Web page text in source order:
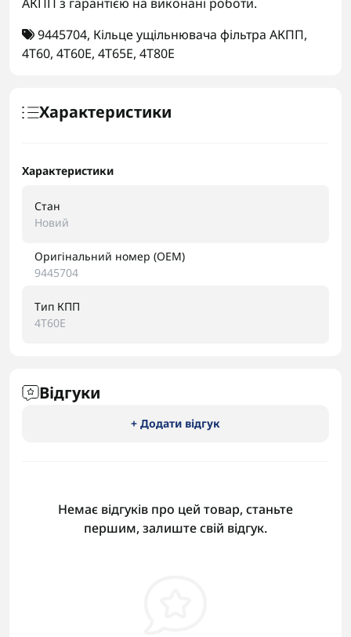
9445704, Кільце ущільнювача фільтра АКПП,
4T60, 4T60E, 4T65E, 4T80E
Характеристики
Характеристики
Стан
Новий
Оригінальний номер (OEM)
9445704
Тип КПП
4T60E
Відгуки
+ Додати відгук
Немає відгуків про цей товар, станьте
першим, залиште свій відгук.